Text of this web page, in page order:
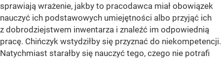
sprawiają wrażenie, jakby to pracodawca miał obowiązek
nauczyć ich podstawowych umiejętności albo przyjąć ich
z dobrodziejstwem inwentarza i znaleźć im odpowiednią
pracę. Chińczyk wstydziłby się przyznać do niekompetencji.
Natychmiast starałby się nauczyć tego, czego nie potrafi